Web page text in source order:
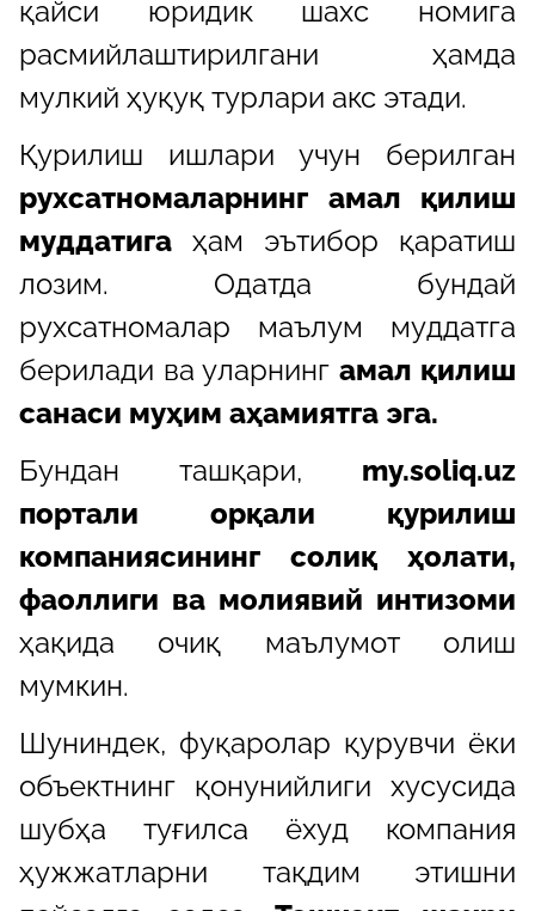
қайси юридик шахс номига
расмийлаштирилгани ҳамда
мулкий ҳуқуқ турлари акс этади.
Қурилиш ишлари учун берилган
рухсатномаларнинг амал қилиш
муддатига ҳам эътибор қаратиш
лозим. Одатда бундай
рухсатномалар маълум муддатга
берилади ва уларнинг амал қилиш
санаси муҳим аҳамиятга эга.
Бундан ташқари, my.soliq.uz
портали орқали қурилиш
компаниясининг солиқ ҳолати,
фаоллиги ва молиявий интизоми
ҳақида очиқ маълумот олиш
мумкин.
Шуниндек, фуқаролар қурувчи ёки
объектнинг қонунийлиги хусусида
шубҳа туғилса ёхуд компания
ҳужжатларни тақдим этишни